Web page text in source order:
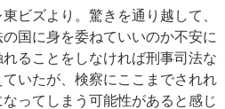
ズより。驚きを通り越して、
国に身を委ねていいのか不安に
ることをしなければ刑事司法な
ていたが、検察にここまでされれ
ってしまう可能性があると感じ